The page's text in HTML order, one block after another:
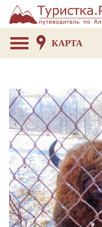
КАРТА